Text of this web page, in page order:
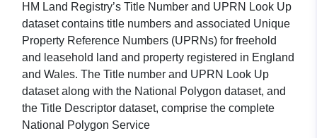
HM Land Registry’s Title Number and UPRN Look Up
dataset contains title numbers and associated Unique
Property Reference Numbers (UPRNs) for freehold
and leasehold land and property registered in England
and Wales. The Title number and UPRN Look Up
dataset along with the National Polygon dataset, and
the Title Descriptor dataset, comprise the complete
National Polygon Service